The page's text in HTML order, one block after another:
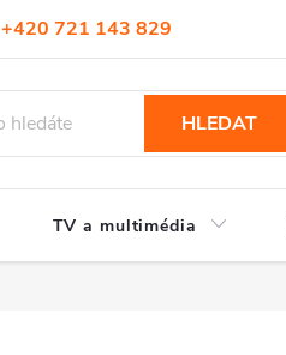
+420 721 143 829
HLEDAT
TV a multimédia